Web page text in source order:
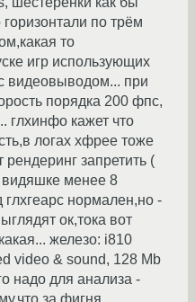
по трём
то
игр использующих
видеовыводом... при
порядка 200 фпс,
глхинфо кажет что
логах хфрее тоже
рендеринг запретить (
менее 8
нормален,но -
ок,тока вот
железо: i810
video & sound, 128 Mb
надо для анализа -